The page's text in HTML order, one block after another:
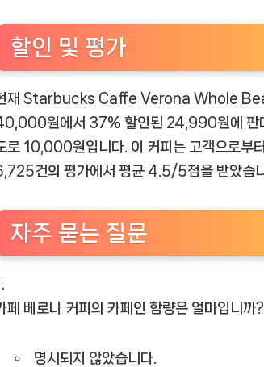
할인 및 평가
재 Starbucks Caffe Verona Whole
원에서 37% 할인된 24,990원에 판
로 10,000원입니다. 이 커피는 고객으로부
건의 평가에서 평균 4.5/5점을 받았습
자주 묻는 질문
페 베로나 커피의 카페인 함량은 얼마입니까?
명시되지 않았습니다.